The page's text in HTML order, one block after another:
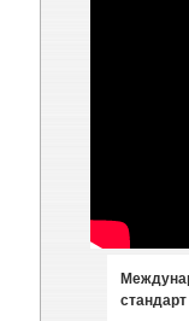
стандарт